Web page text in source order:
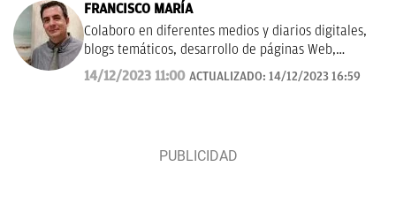
FRANCISCO MARÍA
Colaboro en diferentes medios y diarios digitales,
blogs temáticos, desarrollo de páginas Web,
redacción de guías y manuales didácticos, textos
promocionales, campañas publicitarias y de
bien documentado y revisado, así como a la
14/12/2023 11:00 ACTUALIZADO: 14/12/2023 16:59